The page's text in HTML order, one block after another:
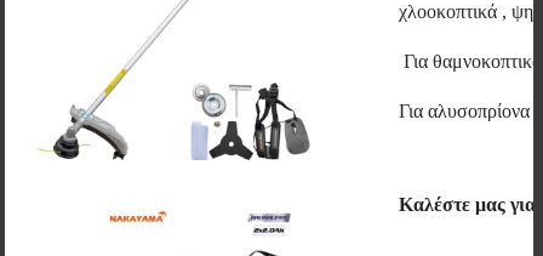
χλοοκοπτικά ,
Για
Για αλυσοπρίονα
Καλέστε μας για